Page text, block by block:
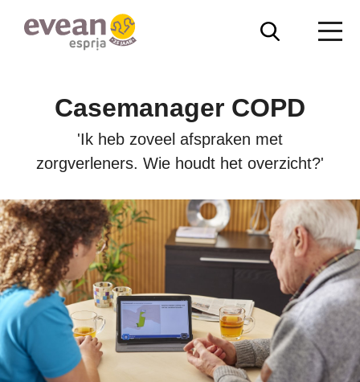
Casemanager COPD
'Ik heb zoveel afspraken met
zorgverleners. Wie houdt het overzicht?'